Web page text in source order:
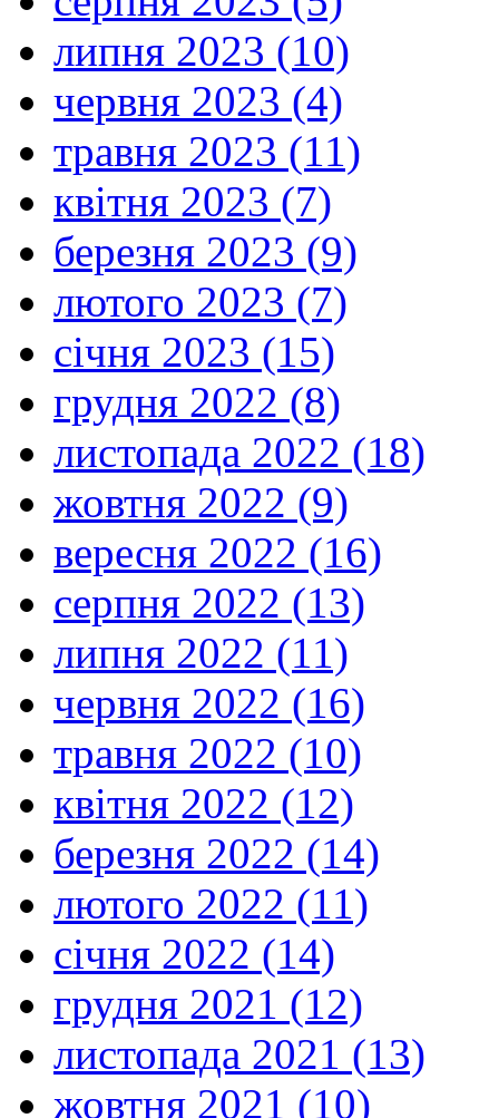
липня 2023 (10)
червня 2023 (4)
травня 2023 (11)
квітня 2023 (7)
березня 2023 (9)
лютого 2023 (7)
січня 2023 (15)
грудня 2022 (8)
листопада 2022 (18)
жовтня 2022 (9)
вересня 2022 (16)
серпня 2022 (13)
липня 2022 (11)
червня 2022 (16)
травня 2022 (10)
квітня 2022 (12)
березня 2022 (14)
лютого 2022 (11)
січня 2022 (14)
грудня 2021 (12)
листопада 2021 (13)
жовтня 2021 (10)